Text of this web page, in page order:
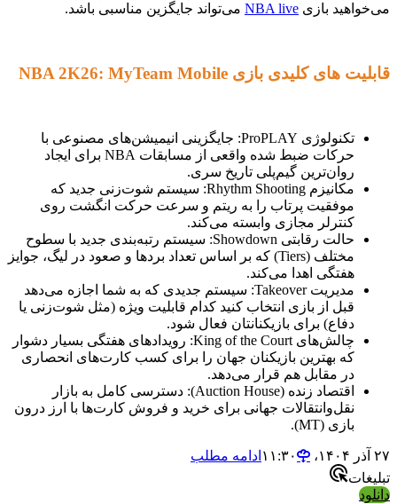
می‌خواهید بازی NBA live می‌تواند جایگزین مناسبی باشد.
قابلیت های کلیدی بازی NBA 2K26: MyTeam Mobile
تکنولوژی ProPLAY: جایگزینی انیمیشن‌های مصنوعی با
حرکات ضبط شده واقعی از مسابقات NBA برای ایجاد
روان‌ترین گیم‌پلی تاریخ سری.
مکانیزم Rhythm Shooting: سیستم شوت‌زنی جدید که
موفقیت پرتاب را به ریتم و سرعت حرکت انگشت روی
کنترلر مجازی وابسته می‌کند.
حالت رقابتی Showdown: سیستم رتبه‌بندی جدید با سطوح
مختلف (Tiers) که بر اساس تعداد بردها و صعود در لیگ، جوایز
هفتگی اهدا می‌کند.
مدیریت Takeover: سیستم جدیدی که به شما اجازه می‌دهد
قبل از بازی انتخاب کنید کدام قابلیت ویژه (مثل شوت‌زنی یا
دفاع) برای بازیکنانتان فعال شود.
چالش‌های King of the Court: رویدادهای هفتگی بسیار دشوار
که بهترین بازیکنان جهان را برای کسب کارت‌های انحصاری
در مقابل هم قرار می‌دهد.
اقتصاد زنده (Auction House): دسترسی کامل به بازار
نقل‌وانتقالات جهانی برای خرید و فروش کارت‌ها با ارز درون
بازی (MT).
۲۷ آذر ۱۴۰۴،‏ ۱۱:۳۰
ادامه مطلب
تبلیغات
دانلود